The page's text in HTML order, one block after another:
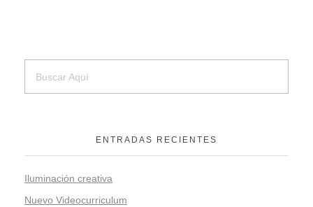
ENTRADAS RECIENTES
Iluminación creativa
Nuevo Videocurriculum